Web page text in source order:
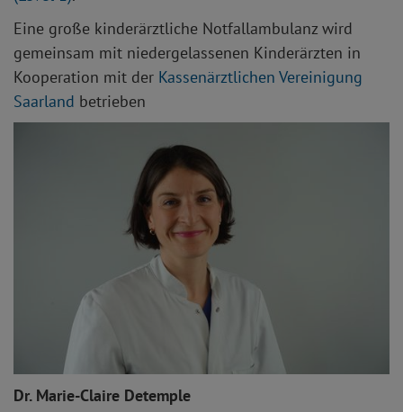
Eine große kinderärztliche Notfallambulanz wird
gemeinsam mit niedergelassenen Kinderärzten in
Kooperation mit der Kassenärztlichen Vereinigung
Saarland betrieben
Dr. Marie-Claire Detemple